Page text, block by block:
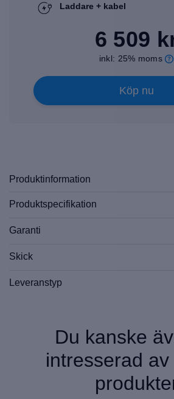
Laddare + kabel
6 509
inkl: 25% moms
Köp nu
Produktinformation
Produktspecifikation
Garanti
Skick
Leveranstyp
Du kanske
intresserad